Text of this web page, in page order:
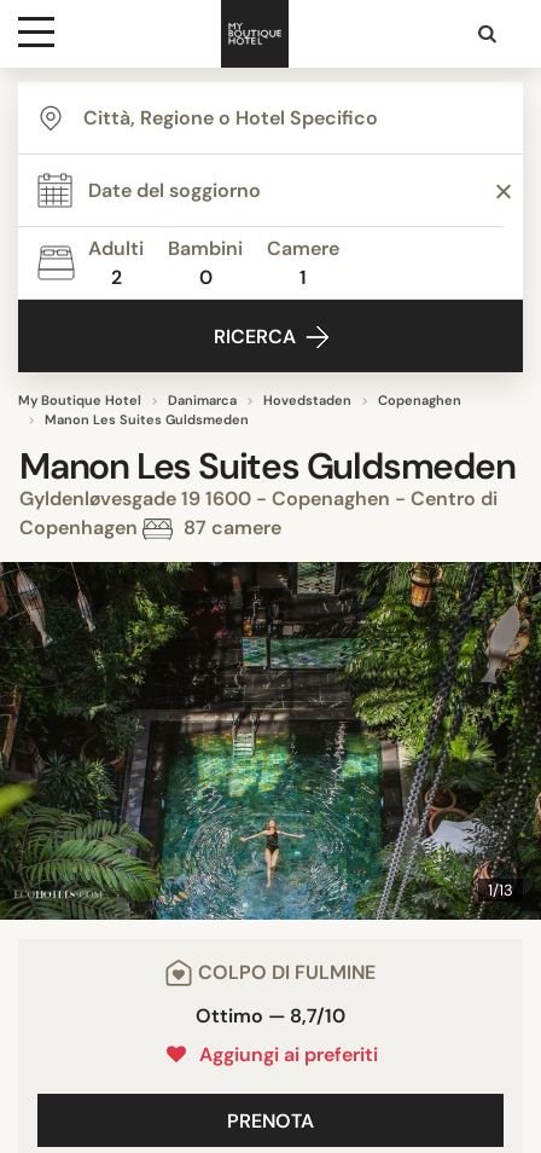
Destinazioni
Ispirazione
Contatti
Adulti
2
Bambini
0
Camere
1
RICERCA
My Boutique Hotel Danimarca Hovedstaden
Copenaghen
Manon Les Suites Guldsmeden
Manon Les Suites Guldsmeden
Gyldenløvesgade 19 1600 - Copenaghen - Centro di
Copenhagen
87 camere
1/13
COLPO DI FULMINE
Ottimo — 8,7/10
Aggiungi ai preferiti
PRENOTA